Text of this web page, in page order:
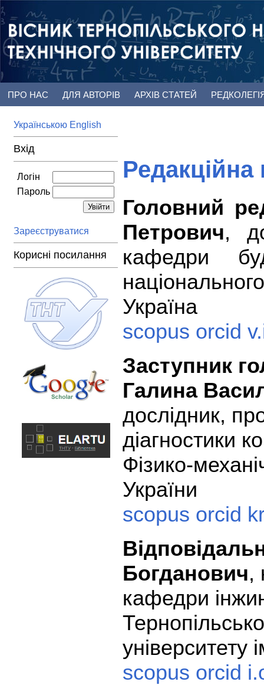
ПРО НАС ДЛЯ АВТОРІВ АРХІВ СТАТЕЙ
Українською English
Вхід
Логін
Пароль
Зареєструватися
Корисні посилання
Редакційна
Головний
Петрович,
кафедри
Україна
scopus orcid
Заступник
Галина
дослідник,
діагностики
Фізико-
України
scopus orcid
Богданович,
кафедри
університету
scopus orcid